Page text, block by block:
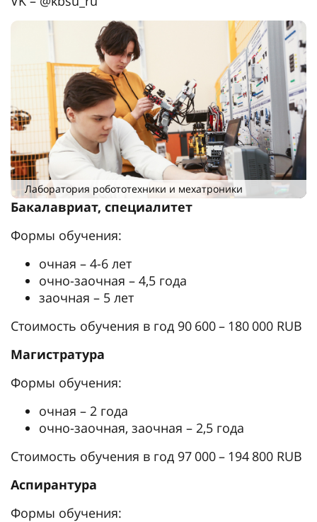
Лаборатория робототехники и мехатроники
Бакалавриат, специалитет
Формы обучения:
очная – 4-6 лет
очно-заочная – 4,5 года
заочная – 5 лет
Стоимость обучения в год 90 600 – 180 000 RUB
Магистратура
Формы обучения:
очная – 2 года
очно-заочная, заочная – 2,5 года
Стоимость обучения в год 97 000 – 194 800 RUB
Аспирантура
Формы обучения: